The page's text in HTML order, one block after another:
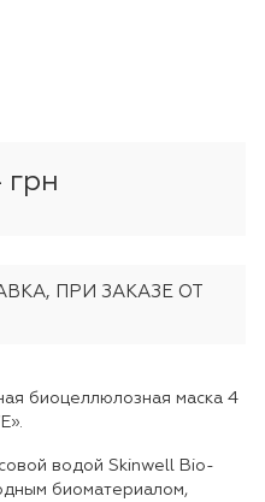
грн
ПРИ ЗАКАЗЕ ОТ
биоцеллюлозная маска 4
водой Skinwell Bio-
биоматериалом,